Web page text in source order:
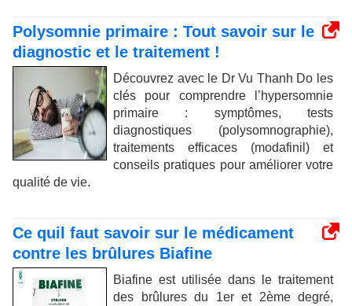
Polysomnie primaire : Tout savoir sur le
diagnostic et le traitement !
Découvrez avec le Dr Vu Thanh Do les
clés pour comprendre l’hypersomnie
primaire : symptômes, tests
diagnostiques (polysomnographie),
traitements efficaces (modafinil) et
conseils pratiques pour améliorer votre
qualité de vie.
Ce quil faut savoir sur le médicament
contre les brûlures Biafine
Biafine est utilisée dans le traitement
des brûlures du 1er et 2ème degré,